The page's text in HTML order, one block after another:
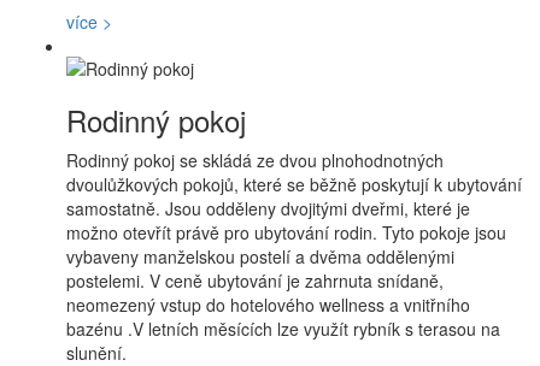
více >
Rodinný pokoj
Rodinný pokoj se skládá ze dvou plnohodnotných
dvoulůžkových pokojů, které se běžně poskytují k ubytování
samostatně. Jsou odděleny dvojitými dveřmi, které je
možno otevřít právě pro ubytování rodin. Tyto pokoje jsou
vybaveny manželskou postelí a dvěma oddělenými
postelemi. V ceně ubytování je zahrnuta snídaně,
neomezený vstup do hotelového wellness a vnitřního
bazénu .V letních měsících lze využít rybník s terasou na
slunění.